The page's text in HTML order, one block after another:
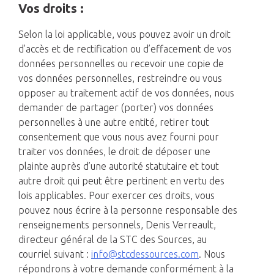
Vos droits :
Selon la loi applicable, vous pouvez avoir un droit
d’accès et de rectification ou d’effacement de vos
données personnelles ou recevoir une copie de
vos données personnelles, restreindre ou vous
opposer au traitement actif de vos données, nous
demander de partager (porter) vos données
personnelles à une autre entité, retirer tout
consentement que vous nous avez fourni pour
traiter vos données, le droit de déposer une
plainte auprès d’une autorité statutaire et tout
autre droit qui peut être pertinent en vertu des
lois applicables. Pour exercer ces droits, vous
pouvez nous écrire à la personne responsable des
renseignements personnels, Denis Verreault,
directeur général de la STC des Sources, au
courriel suivant : info@stcdessources.com. Nous
répondrons à votre demande conformément à la